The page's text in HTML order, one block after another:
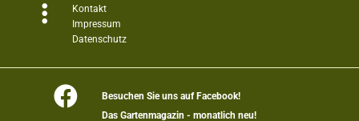

Kontakt
Impressum
Datenschutz
 Besuchen Sie uns auf Facebook!
Das Gartenmagazin - monatlich neu!